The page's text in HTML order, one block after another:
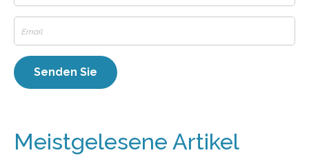
Meistgelesene Artikel